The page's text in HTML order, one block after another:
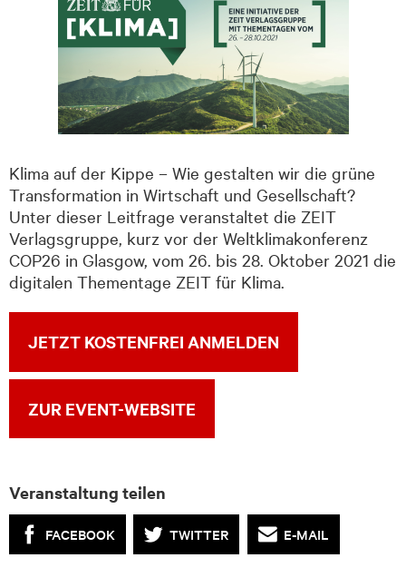
Klima auf der Kippe – Wie gestalten wir die grüne
Transformation in Wirtschaft und Gesellschaft?
Unter dieser Leitfrage veranstaltet die ZEIT
Verlagsgruppe, kurz vor der Weltklimakonferenz
COP26 in Glasgow, vom 26. bis 28. Oktober 2021 die
digitalen Thementage ZEIT für Klima.
JETZT KOSTENFREI ANMELDEN
ZUR EVENT-WEBSITE
Veranstaltung teilen
FACEBOOK TWITTER E-MAIL